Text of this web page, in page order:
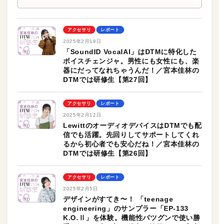
アクセサリ レポート
2025年2月19日
「SoundID VocalAI」はDTMに特化した
ボイスチェンジャ。男性にも女性にも、楽
器にだってなれちゃうんだ！／宮本佳林の
DTMでは研修生【第27回】
アクセサリ レポート
2025年2月12日
LewittのオーディオデバイスはDTMでも配
信でも活躍。先回りしてサポートしてくれ
るから初心者でも安心だね！／宮本佳林の
DTMでは研修生【第26回】
アクセサリ レポート
2025年2月5日
デザインがすてき〜！ 「teenage
engineering」のサンプラー「EP-133
K.O.Ⅱ」を体験。機能性バツグンで使い勝